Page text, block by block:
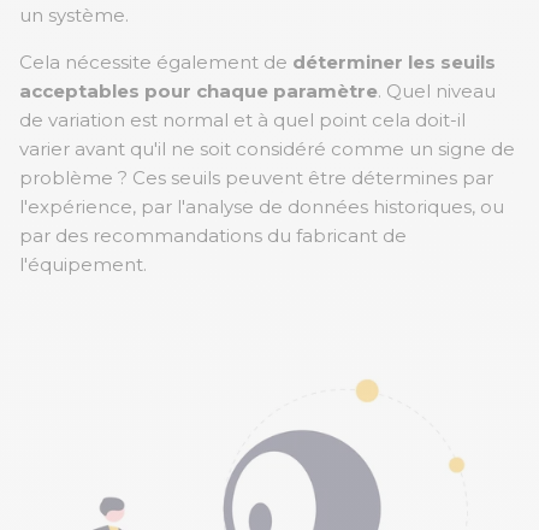
un système.
Cela nécessite également de déterminer les seuils
acceptables pour chaque paramètre. Quel niveau
de variation est normal et à quel point cela doit-il
varier avant qu'il ne soit considéré comme un signe de
problème ? Ces seuils peuvent être détermines par
l'expérience, par l'analyse de données historiques, ou
par des recommandations du fabricant de
l'équipement.